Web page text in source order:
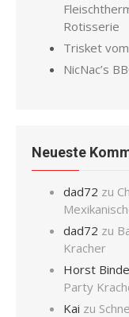
Rotisserie
Trisket
NicNac’s
Neueste
dad72 zu
dad72 zu
Kracher
Horst
Party
Kai zu